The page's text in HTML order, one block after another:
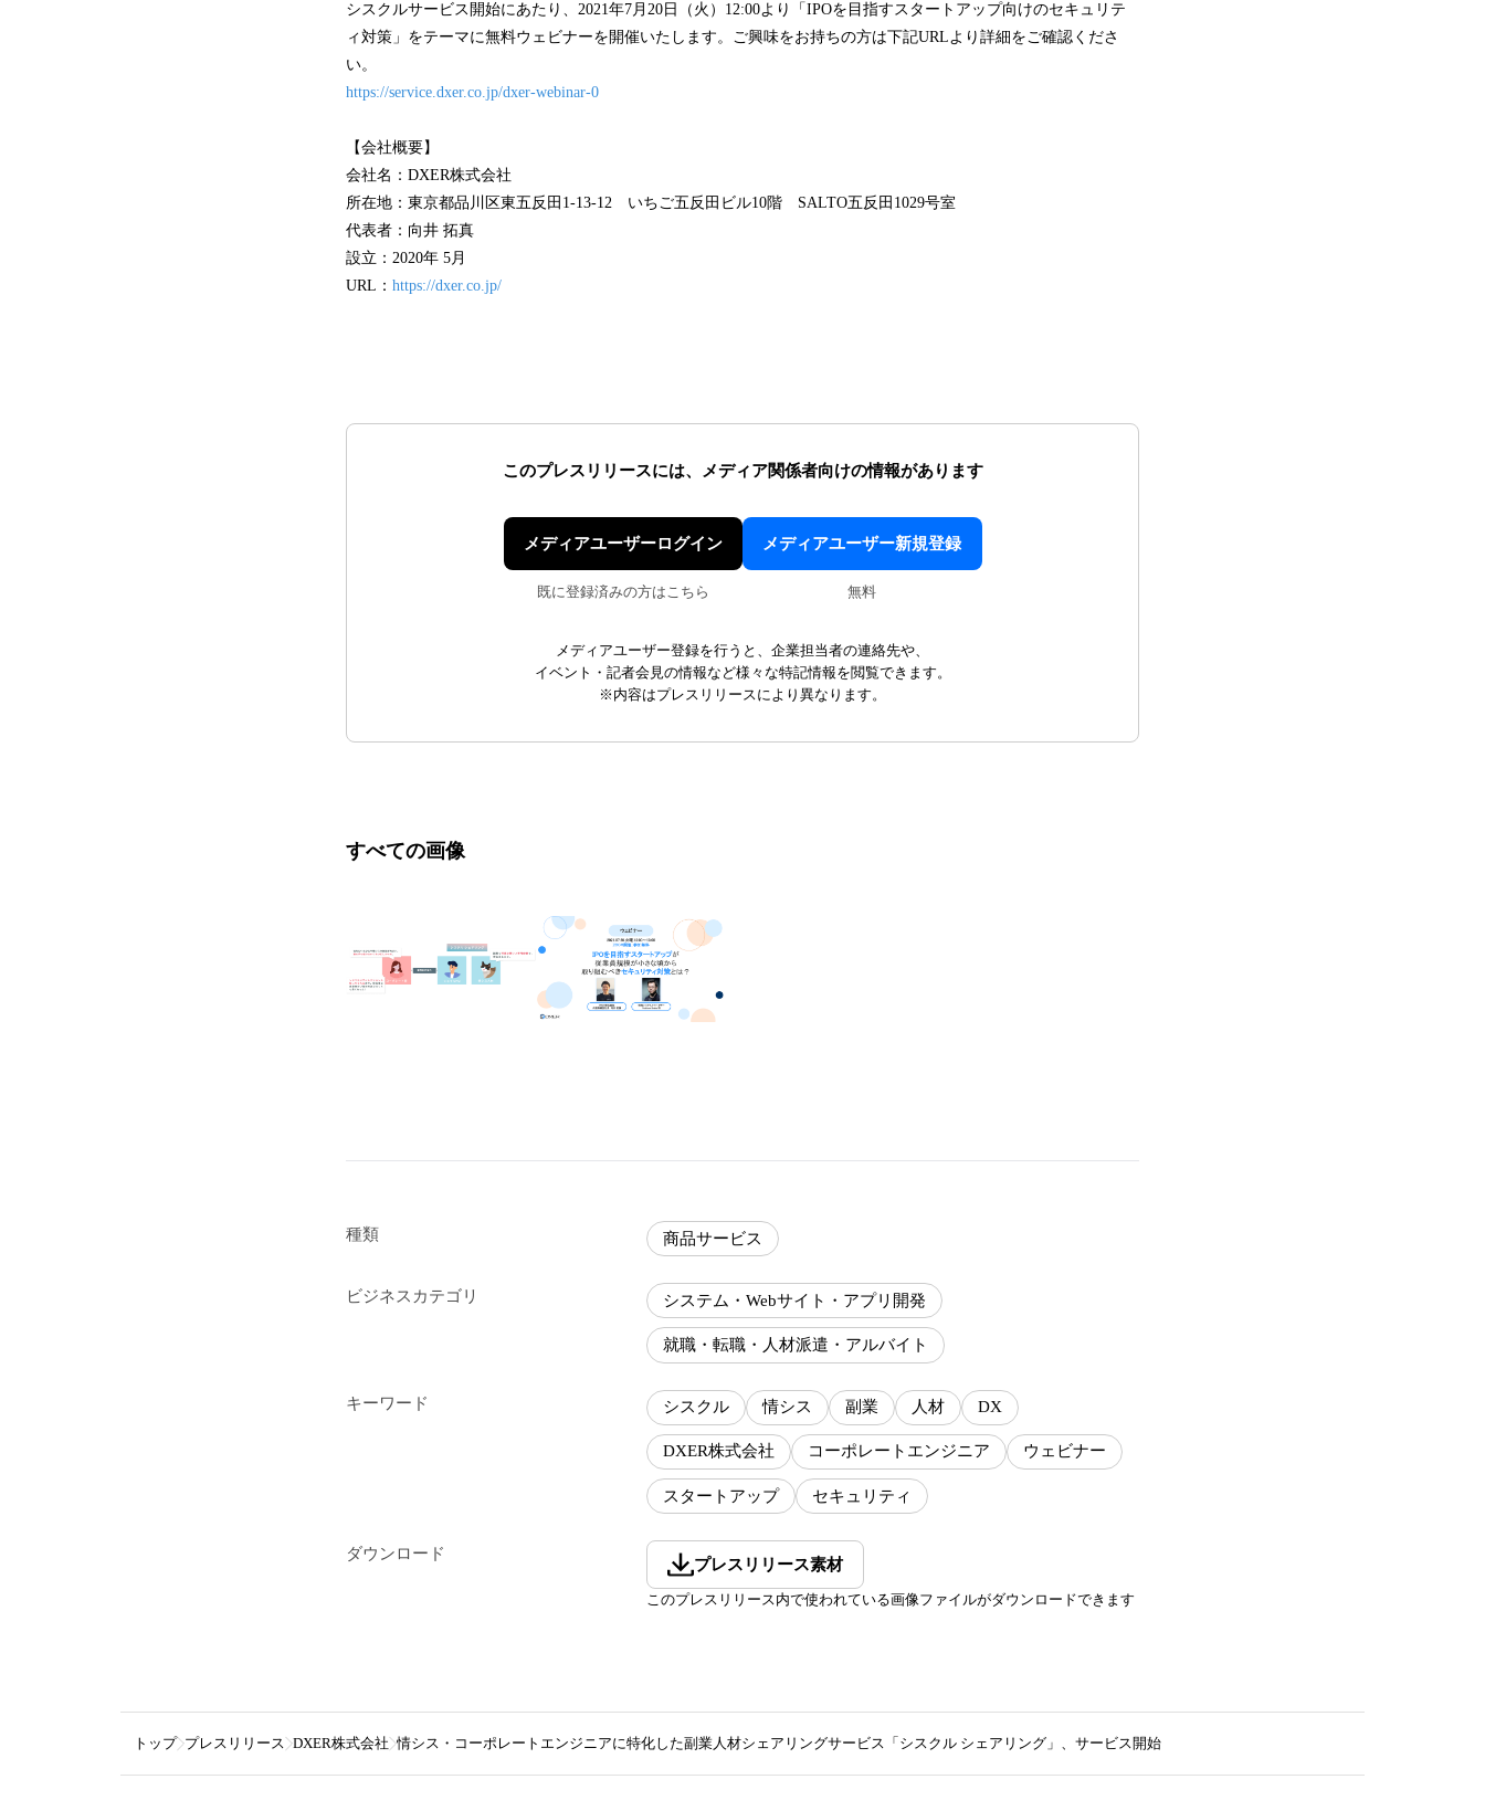
シスクルサービス開始にあたり、2021年7月20日（火）12:00より「IPOを目指すスタートアップ向けのセキュリテ
ィ対策」をテーマに無料ウェビナーを開催いたします。ご興味をお持ちの方は下記URLより詳細をご確認くださ
い。
https://service.dxer.co.jp/dxer-webinar-0
【会社概要】
会社名：DXER株式会社
所在地：東京都品川区東五反田1-13-12 いちご五反田ビル10階 SALTO五反田1029号室
代表者：向井 拓真
設立：2020年 5月
URL： https://dxer.co.jp/
このプレスリリースには、 メディア関係者向けの情報があります
メディアユーザーログイン
既に登録済みの方はこちら
メディアユーザー新規登録
無料
メディアユーザー登録を行うと、企業担当者の連絡先や、
イベント・記者会見の情報など様々な特記情報を閲覧できます。
※内容はプレスリリースにより異なります。
すべての画像
種類 商品サービス
ビジネスカテゴリ システム・Webサイト・アプリ開発
就職・転職・人材派遣・アルバイト
キーワード シスクル 情シス 副業 人材 DX
DXER株式会社 コーポレートエンジニア ウェビナー
スタートアップ セキュリティ
ダウンロード
プレスリリース素材
このプレスリリース内で使われている画像ファイルがダウンロードできます
トップ プレスリリース DXER株式会社 情シス・コーポレートエンジニアに特化した副業人材シェアリングサービス「シスクル シェアリング」、サービス開始